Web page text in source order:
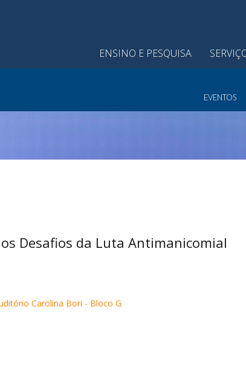
ENSINO E PESQUISA
EVENTOS
Desafios da Luta Antimanicomial
Carolina Bori - Bloco G